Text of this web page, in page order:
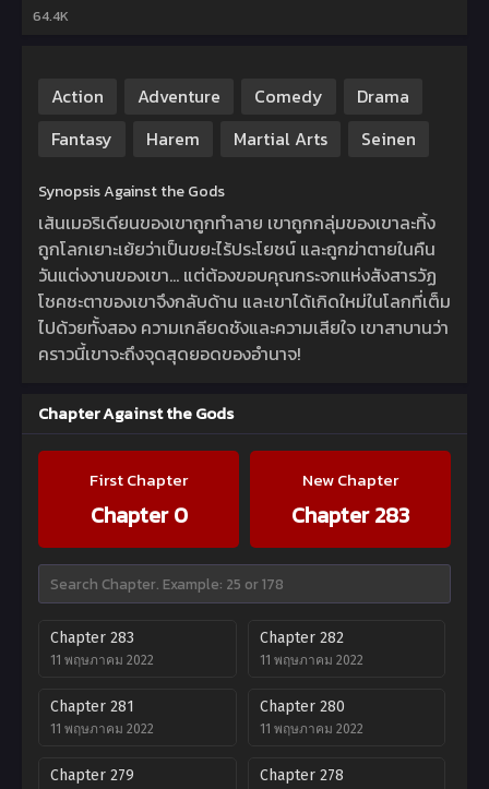
64.4K
Action Adventure Comedy
Drama
Fantasy
Harem Martial Arts Seinen
Synopsis Against the Gods
เส้นเมอริเดียนของเขาถูกทำลาย เขาถูกกลุ่มของเขาละทิ้ง
ถูกโลกเยาะเย้ยว่าเป็นขยะไร้ประโยชน์ และถูกฆ่าตายในคืน
วันแต่งงานของเขา… แต่ต้องขอบคุณกระจกแห่งสังสารวัฏ
โชคชะตาของเขาจึงกลับด้าน และเขาได้เกิดใหม่ในโลกที่เต็ม
ไปด้วยทั้งสอง ความเกลียดชังและความเสียใจ เขาสาบานว่า
คราวนี้เขาจะถึงจุดสุดยอดของอำนาจ!
Chapter Against the Gods
First Chapter
Chapter 0
New Chapter
Chapter 283
Chapter 283
11 พฤษภาคม 2022
Chapter 282
11 พฤษภาคม 2022
Chapter 281
11 พฤษภาคม 2022
Chapter 280
11 พฤษภาคม 2022
Chapter 279 Chapter 278